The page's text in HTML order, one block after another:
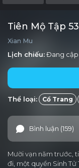
Tiên Mộ Tập
Xian Mu
Lịch chiếu:Đang cập
Thể loại: Cổ Trang
Bình luận (159)
Mười vạn năm trước,
đi, một quyển Sinh Tử